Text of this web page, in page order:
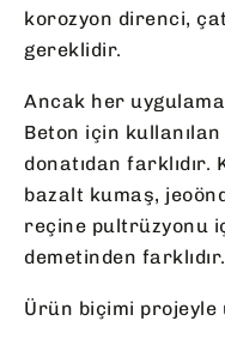
korozyon direnci,
gereklidir.
Ancak her
Beton için
donatıdan
bazalt kumaş,
reçine pultrüzyonu
demetinden farklıdır.
Ürün biçimi projeyle